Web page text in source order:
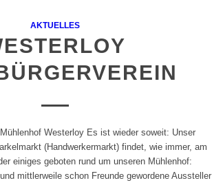
AKTUELLES
Westerloy Es ist wieder soweit: Unser
(Handwerkermarkt) findet, wie immer, am
einiges geboten rund um unseren Mühlenhof:
mittlerweile schon Freunde gewordene Aussteller